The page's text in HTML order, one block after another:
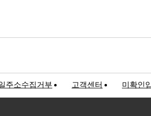
주소수집거부 고객센터 미확인